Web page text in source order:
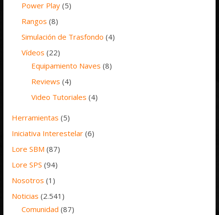
Power Play (5)
Rangos (8)
Simulación de Trasfondo (4)
Vídeos (22)
Equipamiento Naves (8)
Reviews (4)
Video Tutoriales (4)
Herramientas (5)
Iniciativa Interestelar (6)
Lore SBM (87)
Lore SPS (94)
Nosotros (1)
Noticias (2.541)
Comunidad (87)